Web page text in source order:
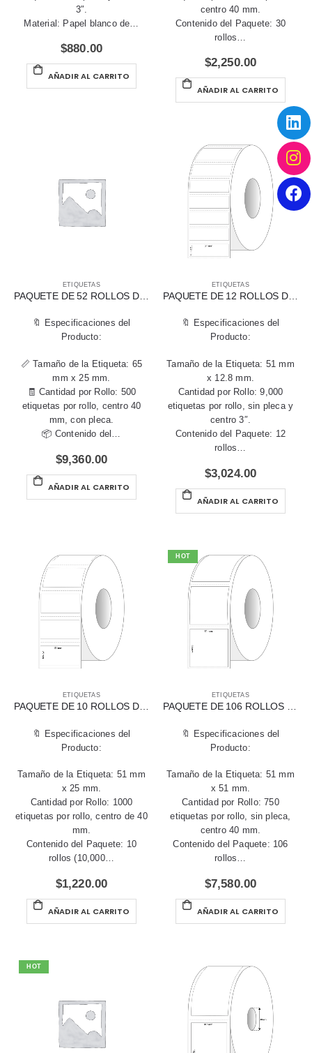
3″.
Material: Papel blanco de…
$880.00
AÑADIR AL CARRITO
centro 40 mm.
Contenido del Paquete: 30
rollos…
$2,250.00
AÑADIR AL CARRITO
ETIQUETAS
🔖 Especificaciones del
Producto:
📏 Tamaño de la Etiqueta: 65
mm x 25 mm.
🧾 Cantidad por Rollo: 500
etiquetas por rollo, centro 40
mm, con pleca.
📦 Contenido del…
$9,360.00
AÑADIR AL CARRITO
ETIQUETAS
🔖 Especificaciones del
Producto:
Tamaño de la Etiqueta: 51 mm
x 12.8 mm.
Cantidad por Rollo: 9,000
etiquetas por rollo, sin pleca y
centro 3″.
Contenido del Paquete: 12
rollos…
$3,024.00
AÑADIR AL CARRITO
ETIQUETAS
PAQUETE DE 10 ROLLOS DE ETIQUETAS TÉRMICAS DIRECTAS 51 X 25 MM
🔖 Especificaciones del
Producto:
Tamaño de la Etiqueta: 51 mm
x 25 mm.
Cantidad por Rollo: 1000
etiquetas por rollo, centro de 40
mm.
Contenido del Paquete: 10
rollos (10,000…
$1,220.00
AÑADIR AL CARRITO
HOT
ETIQUETAS
PAQUETE DE 106 ROLLOS DE ETIQUETAS TÉRMICAS DIRECTAS 51 X 51 MM
🔖 Especificaciones del
Producto:
Tamaño de la Etiqueta: 51 mm
x 51 mm.
Cantidad por Rollo: 750
etiquetas por rollo, sin pleca,
centro 40 mm.
Contenido del Paquete: 106
rollos…
$7,580.00
AÑADIR AL CARRITO
HOT